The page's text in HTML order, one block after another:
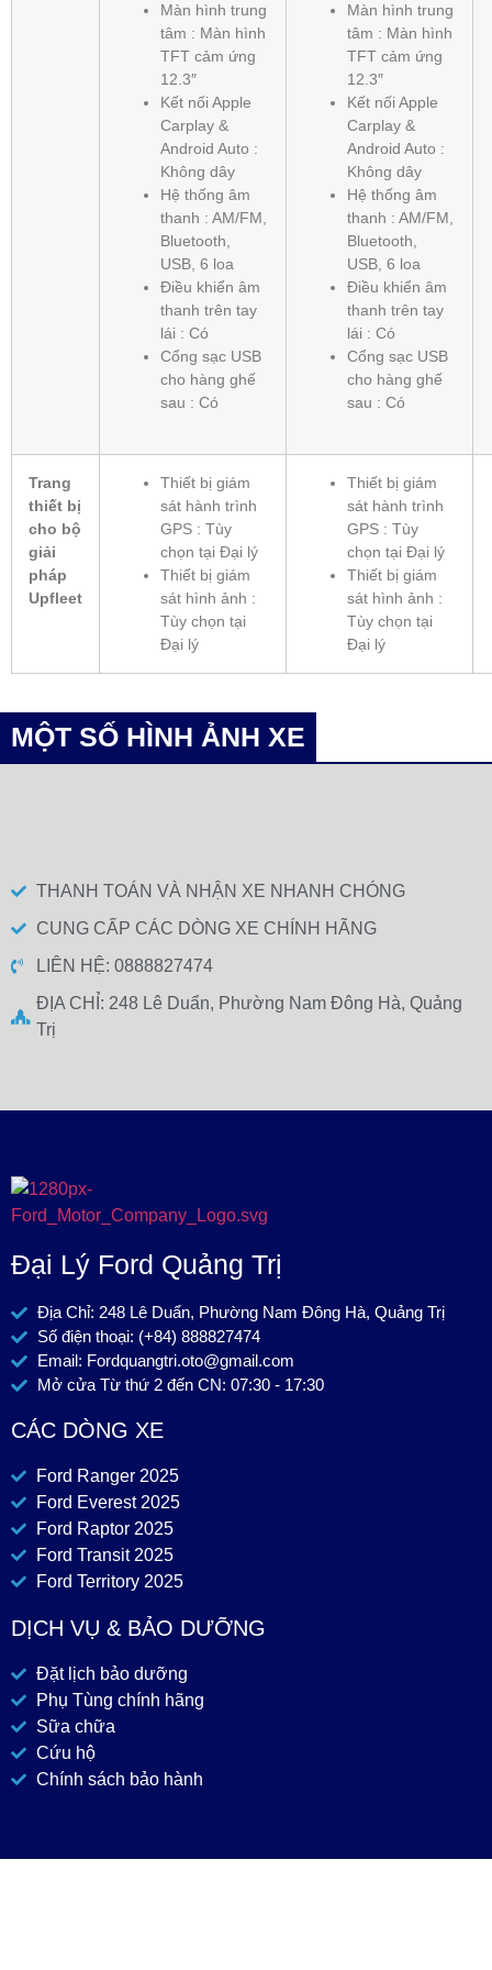
Màn hình trung
tâm : Màn hình
TFT cảm ứng
12.3″
Kết nối Apple
Carplay &
Android Auto :
Không dây
Hệ thống âm
thanh : AM/FM,
Bluetooth,
USB, 6 loa
Điều khiển âm
thanh trên tay
lái : Có
Cổng sạc USB
cho hàng ghế
sau : Có
Màn hình trung
tâm : Màn hình
TFT cảm ứng
12.3″
Kết nối Apple
Carplay &
Android Auto :
Không dây
Hệ thống âm
thanh : AM/FM,
Bluetooth,
USB, 6 loa
Điều khiển âm
thanh trên tay
lái : Có
Cổng sạc USB
cho hàng ghế
sau : Có
Trang
thiết bị
cho bộ
giải
pháp
Upfleet
Thiết bị giám
sát hành trình
GPS : Tùy
chọn tại Đại lý
Thiết bị giám
sát hình ảnh :
Tùy chọn tại
Đại lý
Thiết bị giám
sát hành trình
GPS : Tùy
chọn tại Đại lý
Thiết bị giám
sát hình ảnh :
Tùy chọn tại
Đại lý
MỘT SỐ HÌNH ẢNH XE
THANH TOÁN VÀ NHẬN XE NHANH CHÓNG
CUNG CẤP CÁC DÒNG XE CHÍNH HÃNG
LIÊN HỆ: 0888827474
ĐỊA CHỈ: 248 Lê Duẩn, Phường Nam Đông Hà, Quảng
Trị
Đại Lý Ford Quảng Trị
Địa Chỉ: 248 Lê Duẩn, Phường Nam Đông Hà, Quảng Trị
Số điện thoại: (+84) 888827474
Email: Fordquangtri.oto@gmail.com
Mở cửa Từ thứ 2 đến CN: 07:30 - 17:30
CÁC DÒNG XE
Ford Ranger 2025
Ford Everest 2025
Ford Raptor 2025
Ford Transit 2025
Ford Territory 2025
DỊCH VỤ & BẢO DƯỠNG
Đặt lịch bảo dưỡng
Phụ Tùng chính hãng
Sữa chữa
Cứu hộ
Chính sách bảo hành